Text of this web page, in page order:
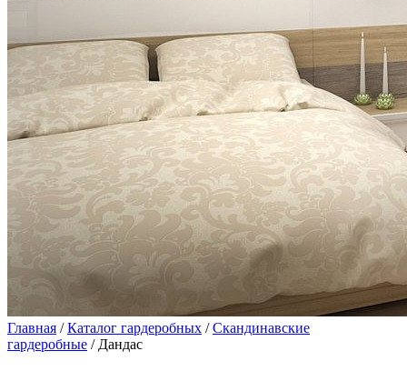
Главная /Каталог гардеробных /Скандинавские
гардеробные / Дандас